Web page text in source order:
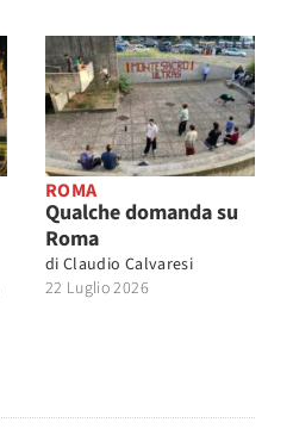
ROMA
Qualche domanda su
Roma
di Claudio Calvaresi
22 Luglio 2026